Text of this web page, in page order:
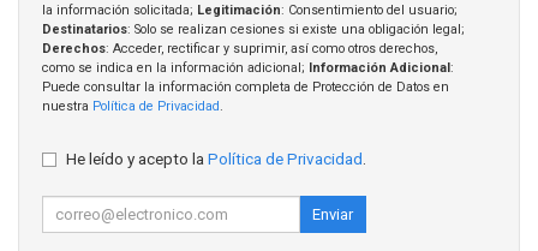
la información solicitada; Legitimación: Consentimiento del usuario;
Destinatarios: Solo se realizan cesiones si existe una obligación legal;
Derechos: Acceder, rectificar y suprimir, así como otros derechos,
como se indica en la información adicional; Información Adicional:
Puede consultar la información completa de Protección de Datos en
nuestra Política de Privacidad.
He leído y acepto la Política de Privacidad
Enviar